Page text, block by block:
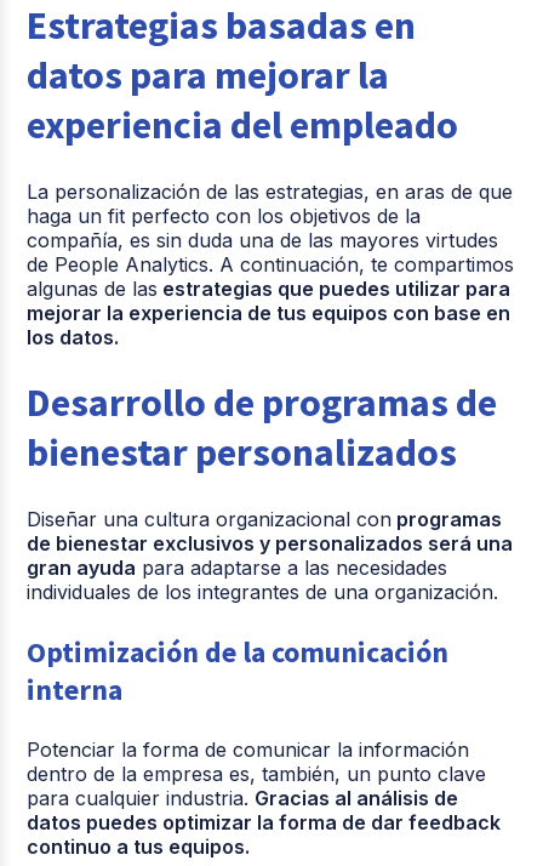
Estrategias basadas en
datos para mejorar la
experiencia del empleado
La personalización de las estrategias, en aras de que
haga un fit perfecto con los objetivos de la
compañía, es sin duda una de las mayores virtudes
de People Analytics. A continuación, te compartimos
algunas de las estrategias que puedes utilizar para
mejorar la experiencia de tus equipos con base en
los datos.
Desarrollo de programas de
bienestar personalizados
Diseñar una cultura organizacional con programas
de bienestar exclusivos y personalizados será una
gran ayuda para adaptarse a las necesidades
individuales de los integrantes de una organización.
Optimización de la comunicación
interna
Potenciar la forma de comunicar la información
dentro de la empresa es, también, un punto clave
para cualquier industria. Gracias al análisis de
datos puedes optimizar la forma de dar feedback
continuo a tus equipos.